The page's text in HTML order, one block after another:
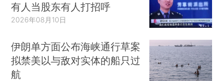
有人当股东有人打招呼
2026年08月10日
伊朗单方面公布海峡通行草案
拟禁美以与敌对实体的船只过
航